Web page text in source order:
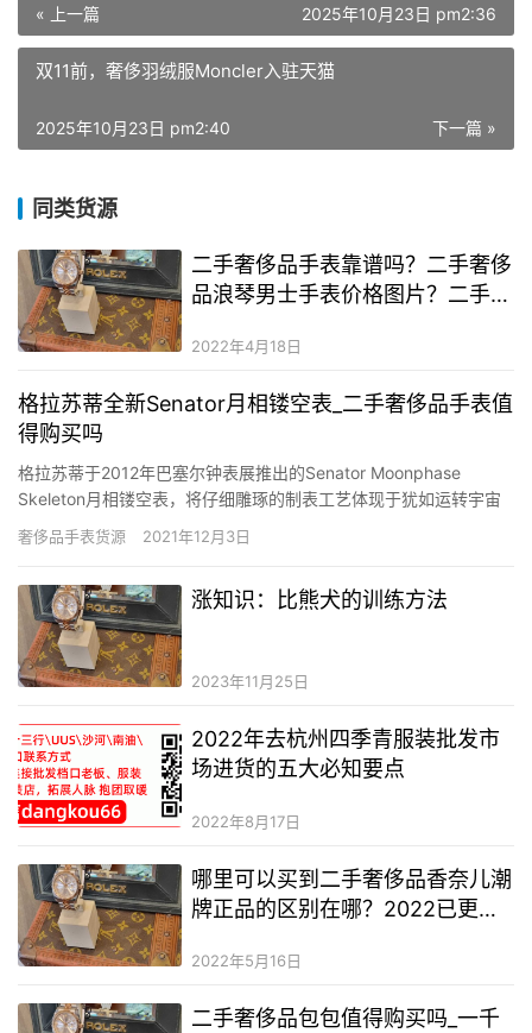
« 上一篇 2025年10月23日 pm2:36
双11前，奢侈羽绒服Moncler入驻天猫
下一篇 »
2025年10月23日 pm2:40
同类货源
二手奢侈品手表靠谱吗？二手奢侈
品浪琴男士手表价格图片？二手奢
2022年4月18日
格拉苏蒂全新Senator月相镂空表_二手奢侈品手表值
得购买吗
格拉苏蒂于2012年巴塞尔钟表展推出的Senator Moonphase
Skeleton月相镂空表，将仔细雕琢的制表工艺体现于犹如运转宇宙
的机械装置之中。 格拉苏蒂全新Senator月相镂空表 &…
奢侈品手表货源 2021年12月3日
涨知识：比熊犬的训练方法
2023年11月25日
2022年去杭州四季青服装批发市
场进货的五大必知要点
2022年8月17日
哪里可以买到二手奢侈品香奈儿潮
牌正品的区别在哪？2022已更新
2022年5月16日
二手奢侈品包包值得购买吗_一千